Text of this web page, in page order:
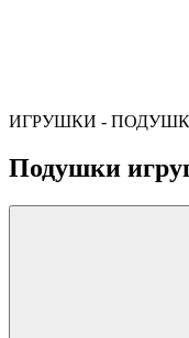
ИГРУШКИ -
Подушки